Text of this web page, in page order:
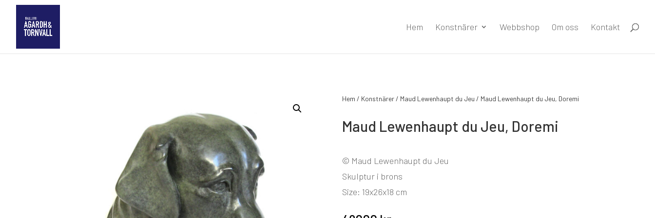
Hem Konstnärer Webbshop Om oss Kontakt
Hem / Konstnärer/ Maud Lewenhaupt du Jeu / Maud Lewenhaupt du Jeu, Doremi
Maud Lewenhaupt du Jeu, Doremi
© Maud Lewenhaupt du Jeu
Skulptur i brons
Size: 19x26x18 cm